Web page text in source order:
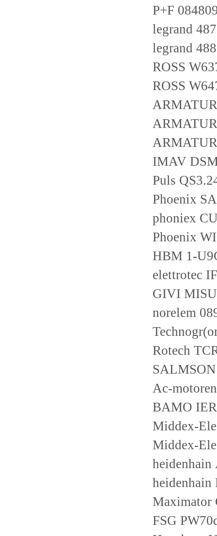
P+F
legrand
legrand
ROSS
ROSS
IMAV
Puls
Phoenix
phoniex
Phoenix
HBM 1-
elettrotec
GIVI
norelem
Rotech
Ac-
BAMO
Middex-
Middex-
Maximator
FSG